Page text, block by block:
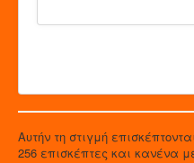
Αυτήν τη στιγμή
256 επισκέπτες και κανένα